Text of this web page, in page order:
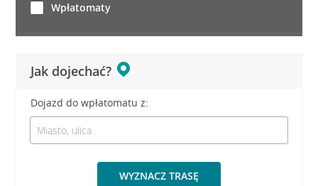
Jak dojechać?
Dojazd do wpłatomatu z:
WYZNACZ TRASĘ
Wpłatomaty